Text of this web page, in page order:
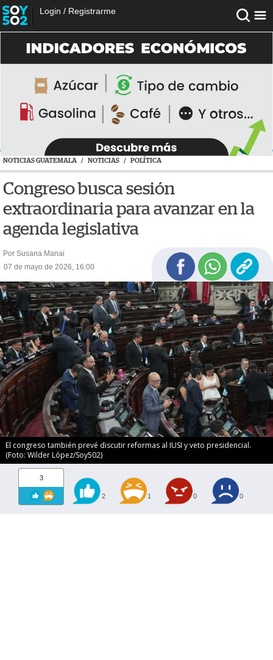
Login / Registrarme
NOTICIAS GUATEMALA / NOTICIAS / POLÍTICA
Congreso busca sesión
extraordinaria para avanzar en la
agenda legislativa
Por Susana Manai
07 de mayo de 2026, 16:00
El congreso también prevé discutir reformas al IUSI y veto presidencial.
(Foto: Wilder López/Soy502)
3
2 1 0 0